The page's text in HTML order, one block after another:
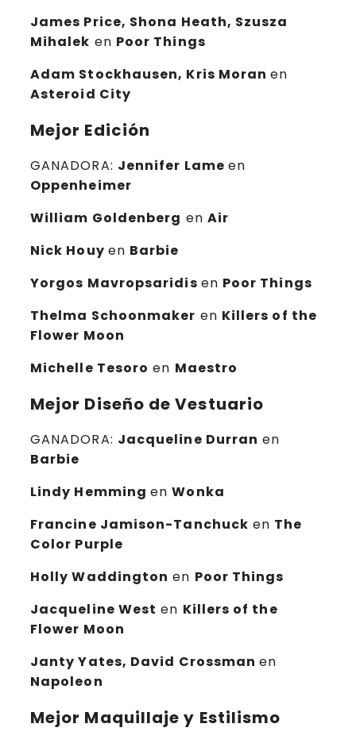
James Price, Shona Heath, Szusza
Mihalek en Poor Things
Adam Stockhausen, Kris Moranen
Asteroid City
Mejor Edición
GANADORA: Jennifer Lame en
Oppenheimer
William Goldenberg en Air
Nick Houy en Barbie
Yorgos Mavropsaridis en Poor Things
Thelma Schoonmaker en Killers of the
Flower Moon
Michelle Tesoro en Maestro
Mejor Diseño de Vestuario
GANADORA: Jacqueline Durran en
Barbie
Lindy HemmingenWonka
Francine Jamison-Tanchuck en The
Color Purple
Holly Waddington en Poor Things
Jacqueline West en Killers of the
Flower Moon
Janty Yates, David Crossmanen
Napoleon
Mejor Maquillaje y Estilismo